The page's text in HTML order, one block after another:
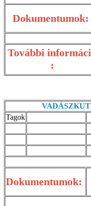
Dokumentumok:
További
:
Tagok
Dokumentumok: